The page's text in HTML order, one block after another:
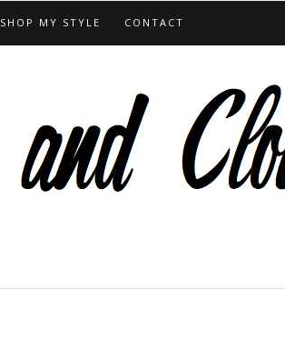
SHOP MY STYLE CONTACT